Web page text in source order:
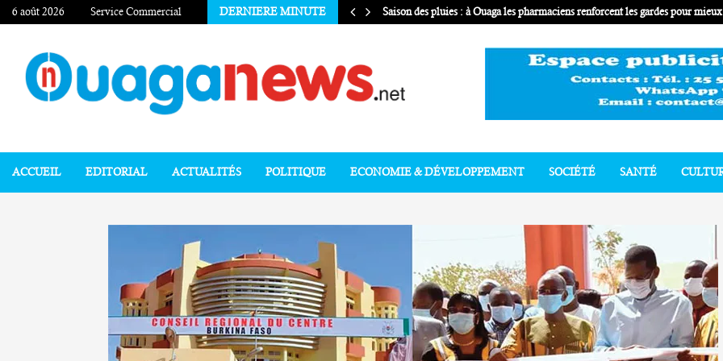
6 août 2026 Service Commercial DERNIERE MINUTE Saison des pluies : à Ouaga les pharmaciens renforcent les gardes pour
ACCUEIL EDITORIAL ACTUALITÉS POLITIQUE ECONOMIE & DÉVELOPPEMENT SOCIÉTÉ SANTÉ